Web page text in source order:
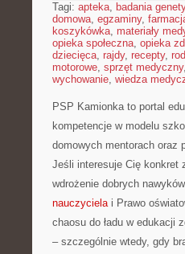
Tagi: apteka, badania
domowa, egzaminy,
koszykówka, materiały
opieka społeczna, opieka
dziecięca, rajdy, recepty,
motorowe, sprzęt medyczny,
wychowanie, wiedza
PSP Kamionka to portal
kompetencje w modelu
domowych mentorach oraz
Jeśli interesuje Cię konkret
wdrożenie dobrych
nauczycielai Prawo
chaosu do ładu w edukacji
– szczególnie wtedy, gdy